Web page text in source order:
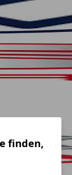
finden,